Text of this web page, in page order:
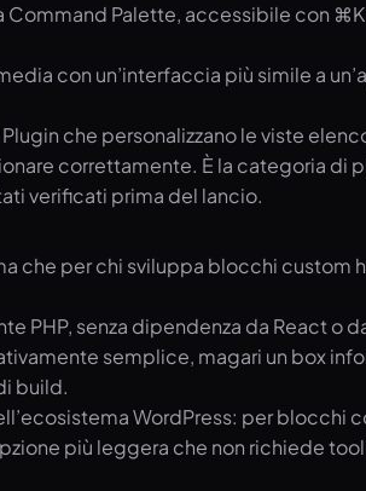
Palette, accessibile con
con un’interfaccia più simile a
che personalizzano le viste
correttamente. È la categoria di
verificati prima del lancio.
che per chi sviluppa blocchi custom
senza dipendenza da React o
semplice, magari un box
build.
WordPress: per blocchi
più leggera che non richiede